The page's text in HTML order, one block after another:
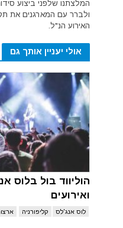
המלצתנו שלפני ביצוע
ולברר עם המארגנים את
האירוע הנ"ל.
אולי יעניין אותך גם
הוליווד בול בלוס
ואירועים
לוס אנג'לס קליפורניה